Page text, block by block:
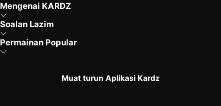
Mengenai KARDZ
Soalan Lazim
Permainan Popular
Muat turun Aplikasi Kardz